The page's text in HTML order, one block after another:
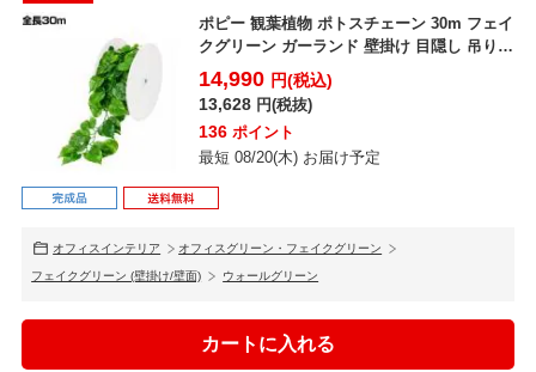
ポピー 観葉植物 ポトスチェーン 30m フェイ
クグリーン ガーランド 壁掛け 目隠し 吊り
葉 造...
14,990 円(税込)
13,628 円(税抜)
136 ポイント
最短 08/20(木) お届け予定
オフィスインテリア オフィスグリーン・フェイクグリーン
フェイクグリーン (壁掛け/壁面) ウォールグリーン